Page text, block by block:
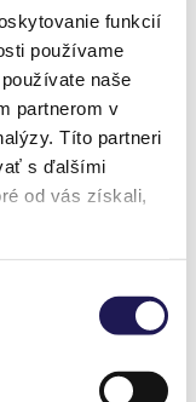
funkcií
používame
naše
partnerom v
Títo partneri
s ďalšími
od vás získali,